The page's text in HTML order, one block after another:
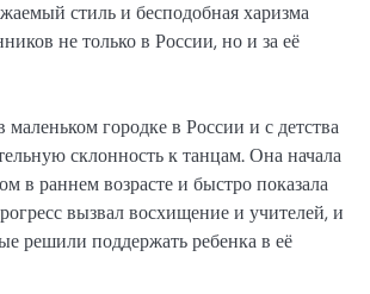
стиль и бесподобная харизма
не только в России, но и за её
городке в России и с детства
склонность к танцам. Она начала
в раннем возрасте и быстро показала
вызвал восхищение и учителей, и
решили поддержать ребенка в её